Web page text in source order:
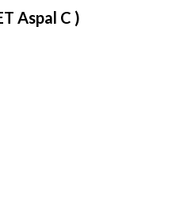
Aspal C )